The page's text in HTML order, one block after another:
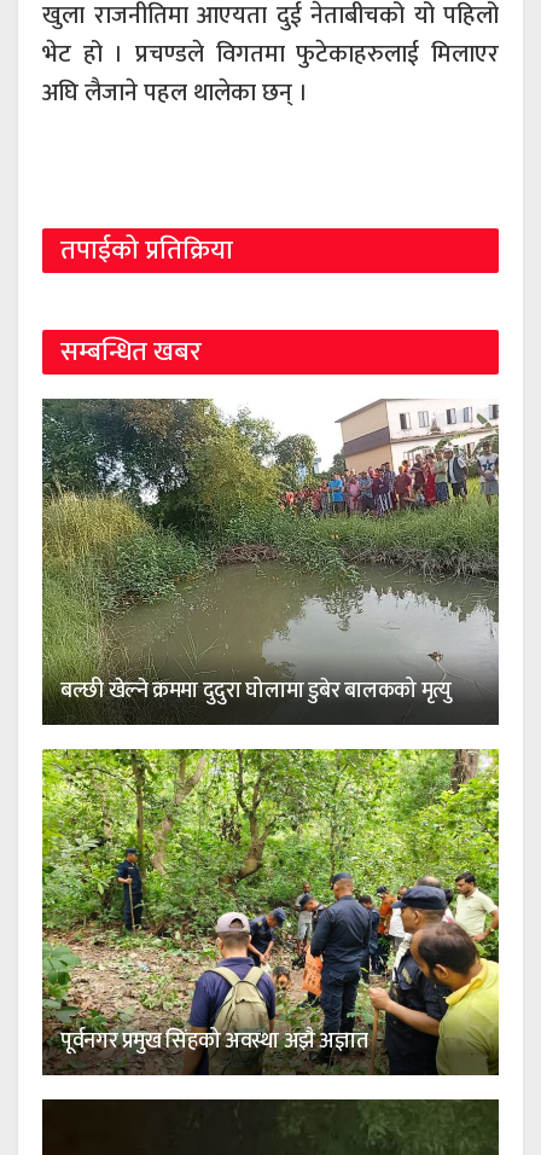
खुला राजनीतिमा आएयता दुई नेताबीचको यो पहिलो
भेट हो । प्रचण्डले विगतमा फुटेकाहरुलाई मिलाएर
अघि लैजाने पहल थालेका छन् ।
तपाईको प्रतिक्रिया
सम्बन्धित खबर
बल्छी खेल्ने क्रममा दुदुरा घोलामा डुबेर बालकको मृत्यु
पूर्वनगर प्रमुख सिंहको अवस्था अझै अज्ञात